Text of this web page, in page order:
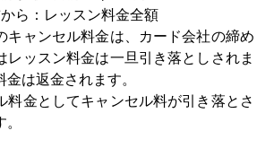
ら：レッスン料金全額
キャンセル料金は、カード会社の締め
レッスン料金は一旦引き落としされま
は返金されます。
料金としてキャンセル料が引き落とさ